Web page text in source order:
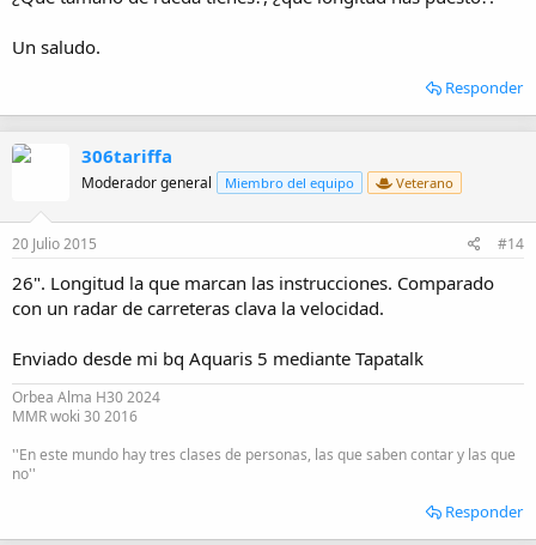
Un saludo.
Responder
306tariffa
Moderador general Miembro del equipo Veterano
20 Julio 2015 #14
26". Longitud la que marcan las instrucciones. Comparado
con un radar de carreteras clava la velocidad.
Enviado desde mi bq Aquaris 5 mediante Tapatalk
Orbea Alma H30 2024
MMR woki 30 2016
''En este mundo hay tres clases de personas, las que saben contar y las que
no''
Responder